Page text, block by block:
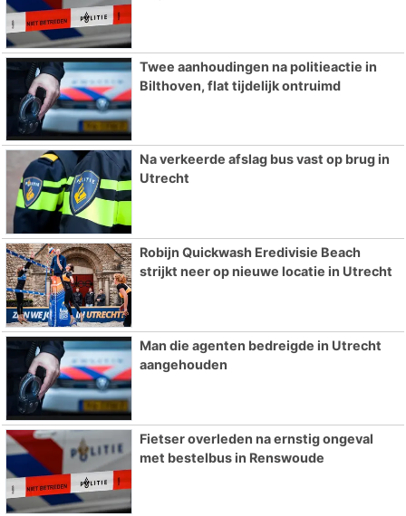
Twee aanhoudingen na politieactie in
Bilthoven, flat tijdelijk ontruimd
Na verkeerde afslag bus vast op brug in
Utrecht
Robijn Quickwash Eredivisie Beach
strijkt neer op nieuwe locatie in Utrecht
Man die agenten bedreigde in Utrecht
aangehouden
Fietser overleden na ernstig ongeval
met bestelbus in Renswoude